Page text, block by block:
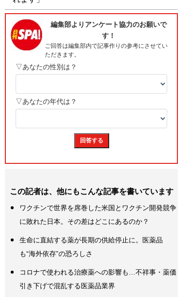
この記者は、他にもこんな記事を書いています
ワクチンで世界を席巻した米国とワクチン開発競争
に敗れた日本。その差はどこにあるのか？
生命に直結する薬が長期の供給停止に。医薬品
も“海外依存”の恐ろしさ
コロナで使われる治療薬への影響も…不祥事・薬価
引き下げで混乱する医薬品業界